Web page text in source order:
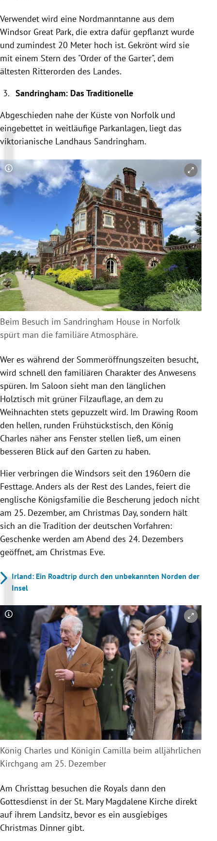
Verwendet wird eine Nordmanntanne aus dem
Windsor Great Park, die extra dafür gepflanzt wurde
und zumindest 20 Meter hoch ist. Gekrönt wird sie
mit einem Stern des "Order of the Garter", dem
ältesten Ritterorden des Landes.
Sandringham: Das Traditionelle
Abgeschieden nahe der Küste von Norfolk und
eingebettet in weitläufige Parkanlagen, liegt das
viktorianische Landhaus Sandringham.
Copyright-Hinweis öffnen/schließen
Beim Besuch im Sandringham House in Norfolk
spürt man die familiäre Atmosphäre.
Wer es während der Sommeröffnungszeiten besucht,
wird schnell den familiären Charakter des Anwesens
spüren. Im Saloon sieht man den länglichen
Holztisch mit grüner Filzauflage, an dem zu
Weihnachten stets gepuzzelt wird. Im Drawing Room
den hellen, runden Frühstückstisch, den König
Charles näher ans Fenster stellen ließ, um einen
besseren Blick auf den Garten zu haben.
Hier verbringen die Windsors seit den 1960ern die
Festtage. Anders als der Rest des Landes, feiert die
englische Königsfamilie die Bescherung jedoch nicht
am 25. Dezember, am Christmas Day, sondern hält
sich an die Tradition der deutschen Vorfahren:
Geschenke werden am Abend des 24. Dezembers
geöffnet, am Christmas Eve.
Irland: Ein Roadtrip durch den unbekannten Norden der
Insel
Copyright-Hinweis öffnen/schließen
König Charles und Königin Camilla beim alljährlichen
Kirchgang am 25. Dezember
Am Christtag besuchen die Royals dann den
Gottesdienst in der St. Mary Magdalene Kirche direkt
auf ihrem Landsitz, bevor es ein ausgiebiges
Christmas Dinner gibt.